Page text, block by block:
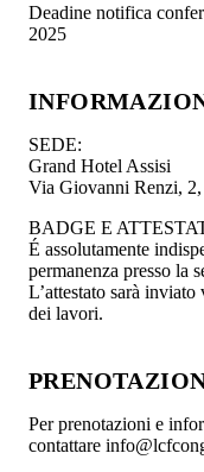
Deadine notifica
2025
SEDE:
Grand Hotel Assisi
Via Giovanni Renzi,
BADGE E
É assolutamente
permanenza presso la
L’attestato sarà
dei lavori.
Per prenotazioni e
contattare